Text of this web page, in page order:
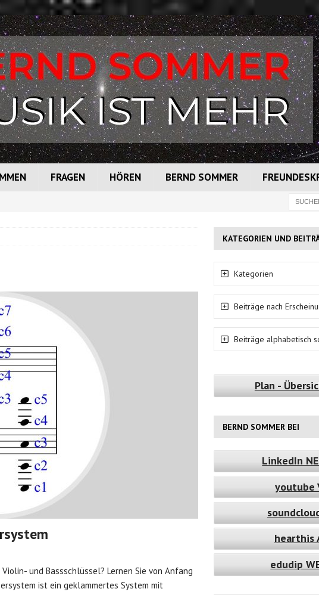
FRAGEN HÖREN BERND SOMMER
und Bassschlüssel? Lernen Sie von Anfang
ist ein geklammertes System mit
KATEGORIEN UND
Kategorien
Beiträge nach
Beiträge alphabetisch
Plan -
BERND SOMMER BEI
LinkedIn
youtube
hearthis
edudip